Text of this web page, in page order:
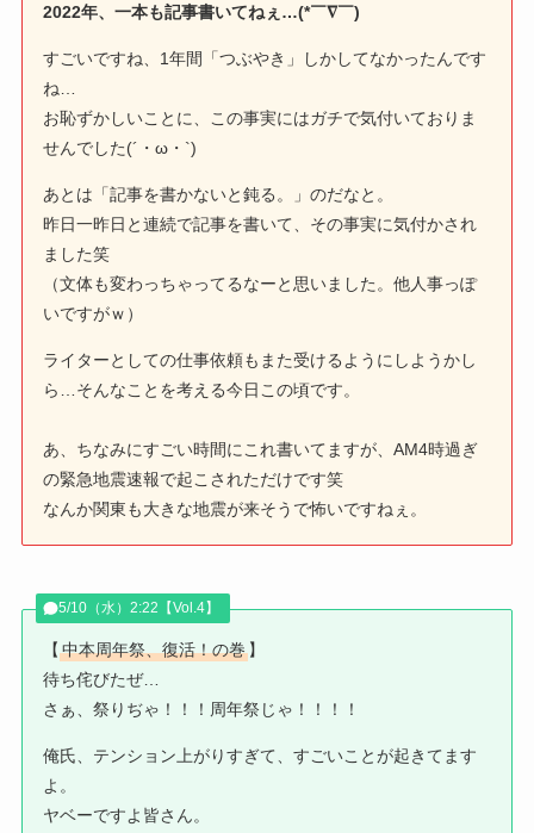
2022年、一本も記事書いてねぇ…(*￣∇￣)
すごいですね、1年間「つぶやき」しかしてなかったんです
ね…
お恥ずかしいことに、この事実にはガチで気付いておりま
せんでした(´・ω・`)
あとは「記事を書かないと鈍る。」のだなと。
昨日一昨日と連続で記事を書いて、その事実に気付かされ
ました笑
（文体も変わっちゃってるなーと思いました。他人事っぽ
いですがｗ）
ライターとしての仕事依頼もまた受けるようにしようかし
ら…そんなことを考える今日この頃です。
あ、ちなみにすごい時間にこれ書いてますが、AM4時過ぎ
の緊急地震速報で起こされただけです笑
なんか関東も大きな地震が来そうで怖いですねぇ。
5/10（水）2:22【Vol.4】
【中本周年祭、復活！の巻 】
待ち侘びたぜ…
さぁ、祭りぢゃ！！！周年祭じゃ！！！！
俺氏、テンション上がりすぎて、すごいことが起きてます
よ。
ヤベーですよ皆さん。